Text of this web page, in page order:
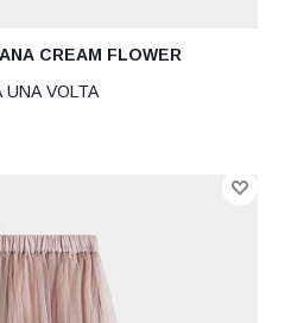
CREAM FLOWER
UNA VOLTA